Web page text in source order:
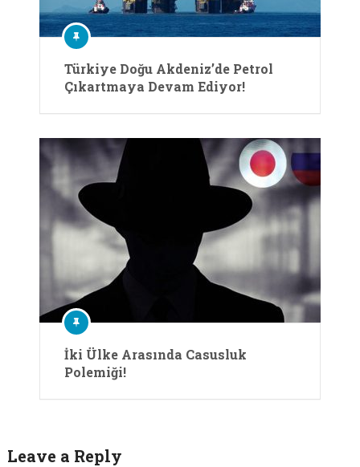
Türkiye Doğu Akdeniz’de Petrol
Çıkartmaya Devam Ediyor!
İki Ülke Arasında Casusluk
Polemiği!
Leave a Reply